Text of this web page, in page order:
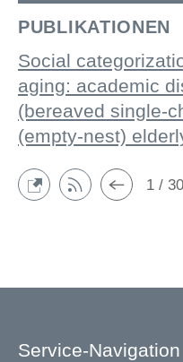
PUBLIKATIONEN
Social
aging: academic
(bereaved single-
(empty-nest)
1 / 30
Service-Navigation